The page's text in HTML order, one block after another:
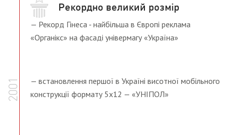
Рекордно великий розмір
— Рекорд Гінеса - найбільша в Європі реклама
«Органікс» на фасаді універмагу «Україна»
2001
— встановлення першої в Україні висотної мобільного
конструкції формату 5х12 — «УНІПОЛ»